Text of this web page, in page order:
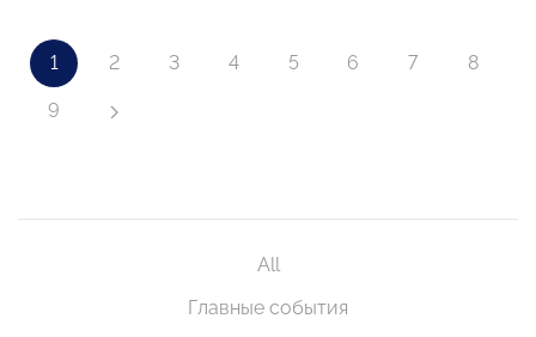
1 2 3 4 5 6 7 8
9
All
Главные события